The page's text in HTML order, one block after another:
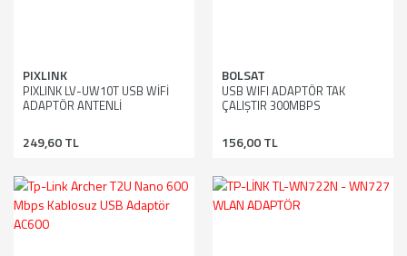
PIXLINK
PIXLINK LV-UW10T USB WİFİ
ADAPTÖR ANTENLİ
249,60 TL
BOLSAT
USB WIFI ADAPTÖR TAK
ÇALIŞTIR 300MBPS
156,00 TL